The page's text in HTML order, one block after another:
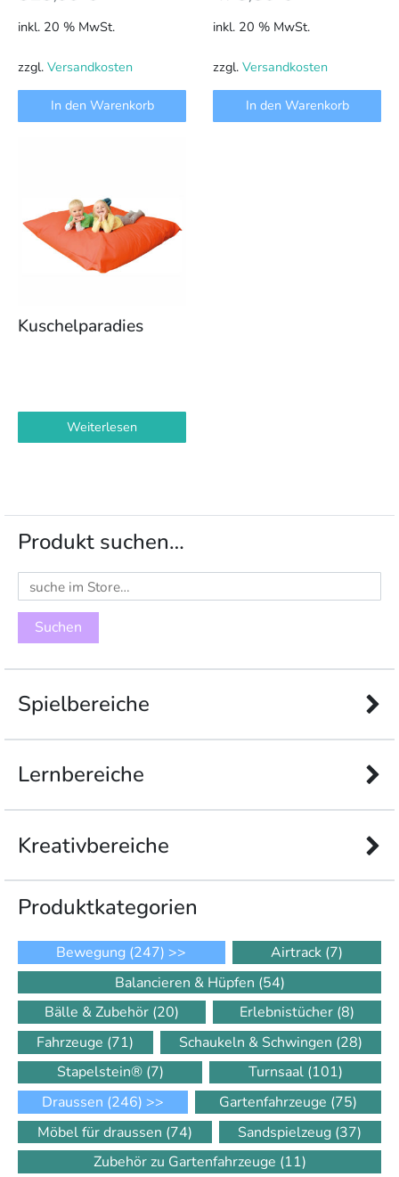
inkl. 20 % MwSt.
zzgl. Versandkosten
In den Warenkorb
inkl. 20 % MwSt.
zzgl. Versandkosten
In den Warenkorb
Kuschelparadies
Weiterlesen
Produkt suchen…
Suchen
nach:
Spielbereiche
Lernbereiche
Kreativbereiche
Produkt­kategorien
Bewegung (247) >> Airtrack (7)
Balancieren & Hüpfen (54)
Bälle & Zubehör (20) Erlebnistücher (8)
Fahrzeuge (71) Schaukeln & Schwingen (28)
Stapelstein® (7) Turnsaal (101)
Draussen (246) >> Gartenfahrzeuge (75)
Möbel für draussen (74) Sandspielzeug (37)
Zubehör zu Gartenfahrzeuge (11)